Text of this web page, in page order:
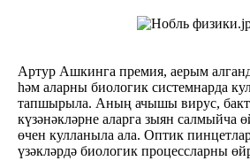
Артур Ашкинга премия, аерым
һәм аларны биологик системнарда
тапшырыла. Аның ачышы вирус,
күзәнәкләрне аларга зыян салмыйча
өчен кулланыла ала. Оптик
үзәкләрдә биологик процессларны